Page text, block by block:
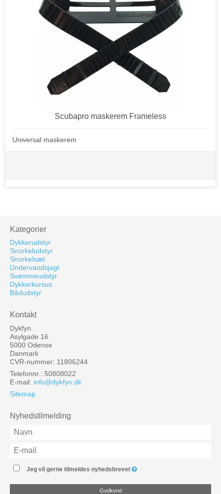
Scubapro maskerem Frameless
Universal maskerem
Kategorier
Dykkerudstyr
Snorkeludstyr
Snorkelsæt
Undervandsjagt
Svømmeudstyr
Dykkerkursus
Bådudstyr
Kontakt
Dykfyn
Asylgade 16
5000 Odense
Danmark
CVR-nummer: 11806244
Telefonnr.: 50808022
E-mail: info@dykfyn.dk
Sitemap
Nyhedstilmelding
Jeg vil gerne tilmeldes nyhedsbrevet
Godkend